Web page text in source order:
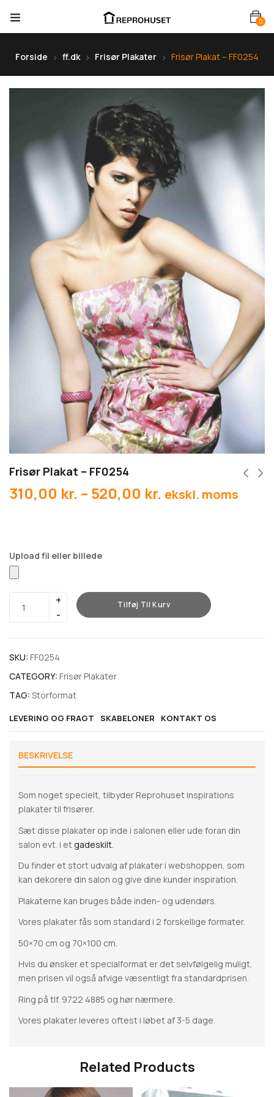
0
Forside ff.dk Frisør Plakater Frisør Plakat – FF0254
Frisør Plakat – FF0254
310,00 kr. – 520,00 kr. ekskl. moms
Tilføj Til Kurv
SKU: FF0254
CATEGORY: Frisør Plakater
TAG: Storformat
LEVERING OG FRAGT SKABELONER KONTAKT OS
BESKRIVELSE
Som noget specielt, tilbyder Reprohuset inspirations
plakater til frisører.
Sæt disse plakater op inde i salonen eller ude foran din
salon evt. i et gadeskilt
Du finder et stort udvalg af plakater i webshoppen, som
kan dekorere din salon og give dine kunder inspiration.
Plakaterne kan bruges både inden- og udendørs.
Vores plakater fås som standard i 2 forskellige formater.
50×70 cm og 70×100 cm.
Hvis du ønsker et specialformat er det selvfølgelig muligt,
men prisen vil også afvige væsentligt fra standardprisen.
Ring på tlf. 9722 4885 og hør nærmere.
Vores plakater leveres oftest i løbet af 3-5 dage.
Related Products